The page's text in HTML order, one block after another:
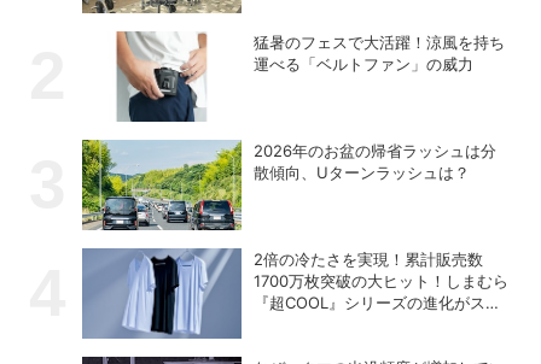
猛暑のフェスで大活躍！涼風を持ち
運べる「ベルトファン」の威力
2026年のお盆の帰省ラッシュは分
散傾向、Uターンラッシュは？
2倍の冷たさを実現！累計販売数
1700万枚突破の大ヒット！しまむら
『超COOL』シリーズの進化がスゴ